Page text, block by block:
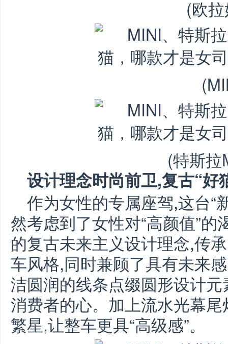
(欧
(特斯
设计理念时尚前卫,复古“好
作为女性的专属座驾,这台“
然考虑到了女性对“高颜值”
的复古未来主义设计理念,传
车风格,同时兼顾了具有未来
洁圆润的线条点缀圆形设计
消费者的心。加上流水光幕
繁星,让整车更具“高级感”。